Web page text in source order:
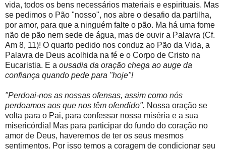
vida, todos os bens necessários materiais e espirituais. Mas
se pedimos o Pão "nosso", nos abre o desafio da partilha,
por amor, para que a ninguém falte o pão. Ma há uma fome
não de pão nem sede de água, mas de ouvir a Palavra (Cf.
Am 8, 11)! O quarto pedido nos conduz ao Pão da Vida, a
Palavra de Deus acolhida na fé e o Corpo de Cristo na
Eucaristia. E a ousadia da oração chega ao auge da
confiança quando pede para "hoje"!
"Perdoai-nos as nossas ofensas, assim como nós
perdoamos aos que nos têm ofendido". Nossa oração se
volta para o Pai, para confessar nossa miséria e a sua
misericórdia! Mas para participar do fundo do coração no
amor de Deus, haveremos de ter os seus mesmos
sentimentos. Por isso temos a coragem de condicionar seu